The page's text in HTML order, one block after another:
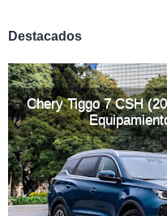
Destacados
Chery Tiggo 7 CSH